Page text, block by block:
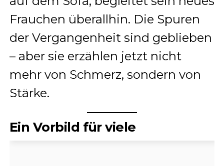
Frauchen überallhin. Die Spuren
der Vergangenheit sind geblieben
– aber sie erzählen jetzt nicht
mehr von Schmerz, sondern von
Stärke.
Ein Vorbild für viele